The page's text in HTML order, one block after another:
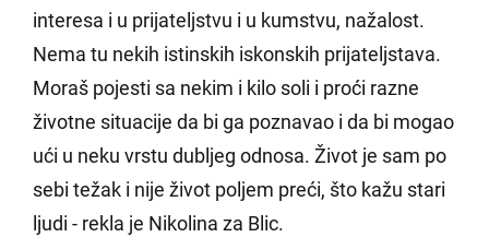
interesa i u prijateljstvu i u kumstvu, nažalost.
Nema tu nekih istinskih iskonskih prijateljstava.
Moraš pojesti sa nekim i kilo soli i proći razne
životne situacije da bi ga poznavao i da bi mogao
ući u neku vrstu dubljeg odnosa. Život je sam po
sebi težak i nije život poljem preći, što kažu stari
ljudi - rekla je Nikolina za Blic.